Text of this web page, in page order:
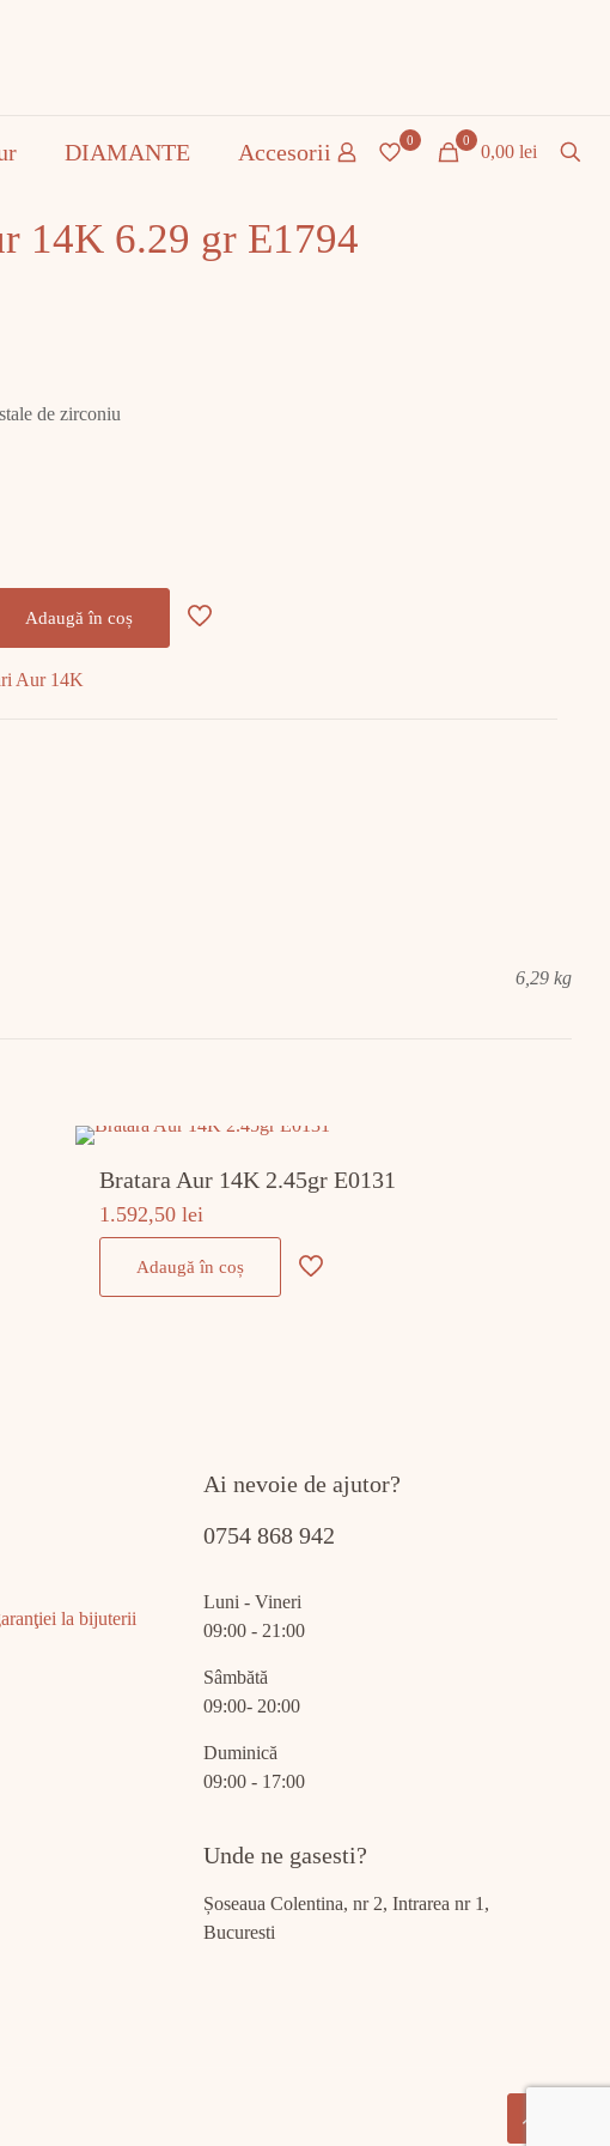
DIAMANTE Accesorii 0 0
0,00 lei
14K 6.29 gr E1794
de zirconiu
Adaugă în coș
Aur 14K
6,29 kg
Bratara Aur 14K 2.45gr E0131
1.592,50lei
Adaugă în coș
la bijuterii
Ai nevoie de ajutor?
0754 868 942
Luni - Vineri
09:00 - 21:00
Sâmbătă
09:00- 20:00
Duminică
09:00 - 17:00
Unde ne gasesti?
Șoseaua Colentina, nr 2, Intrarea nr 1,
Bucuresti